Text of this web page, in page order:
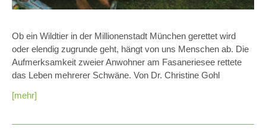
Ob ein Wildtier in der Millionenstadt München gerettet wird
oder elendig zugrunde geht, hängt von uns Menschen ab. Die
Aufmerksamkeit zweier Anwohner am Fasaneriesee rettete
das Leben mehrerer Schwäne. Von Dr. Christine Gohl
[mehr]